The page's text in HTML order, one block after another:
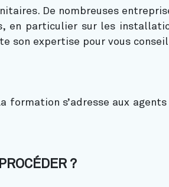
De nombreuses
en particulier sur les
son expertise pour vous
formation s’adresse aux agents
?